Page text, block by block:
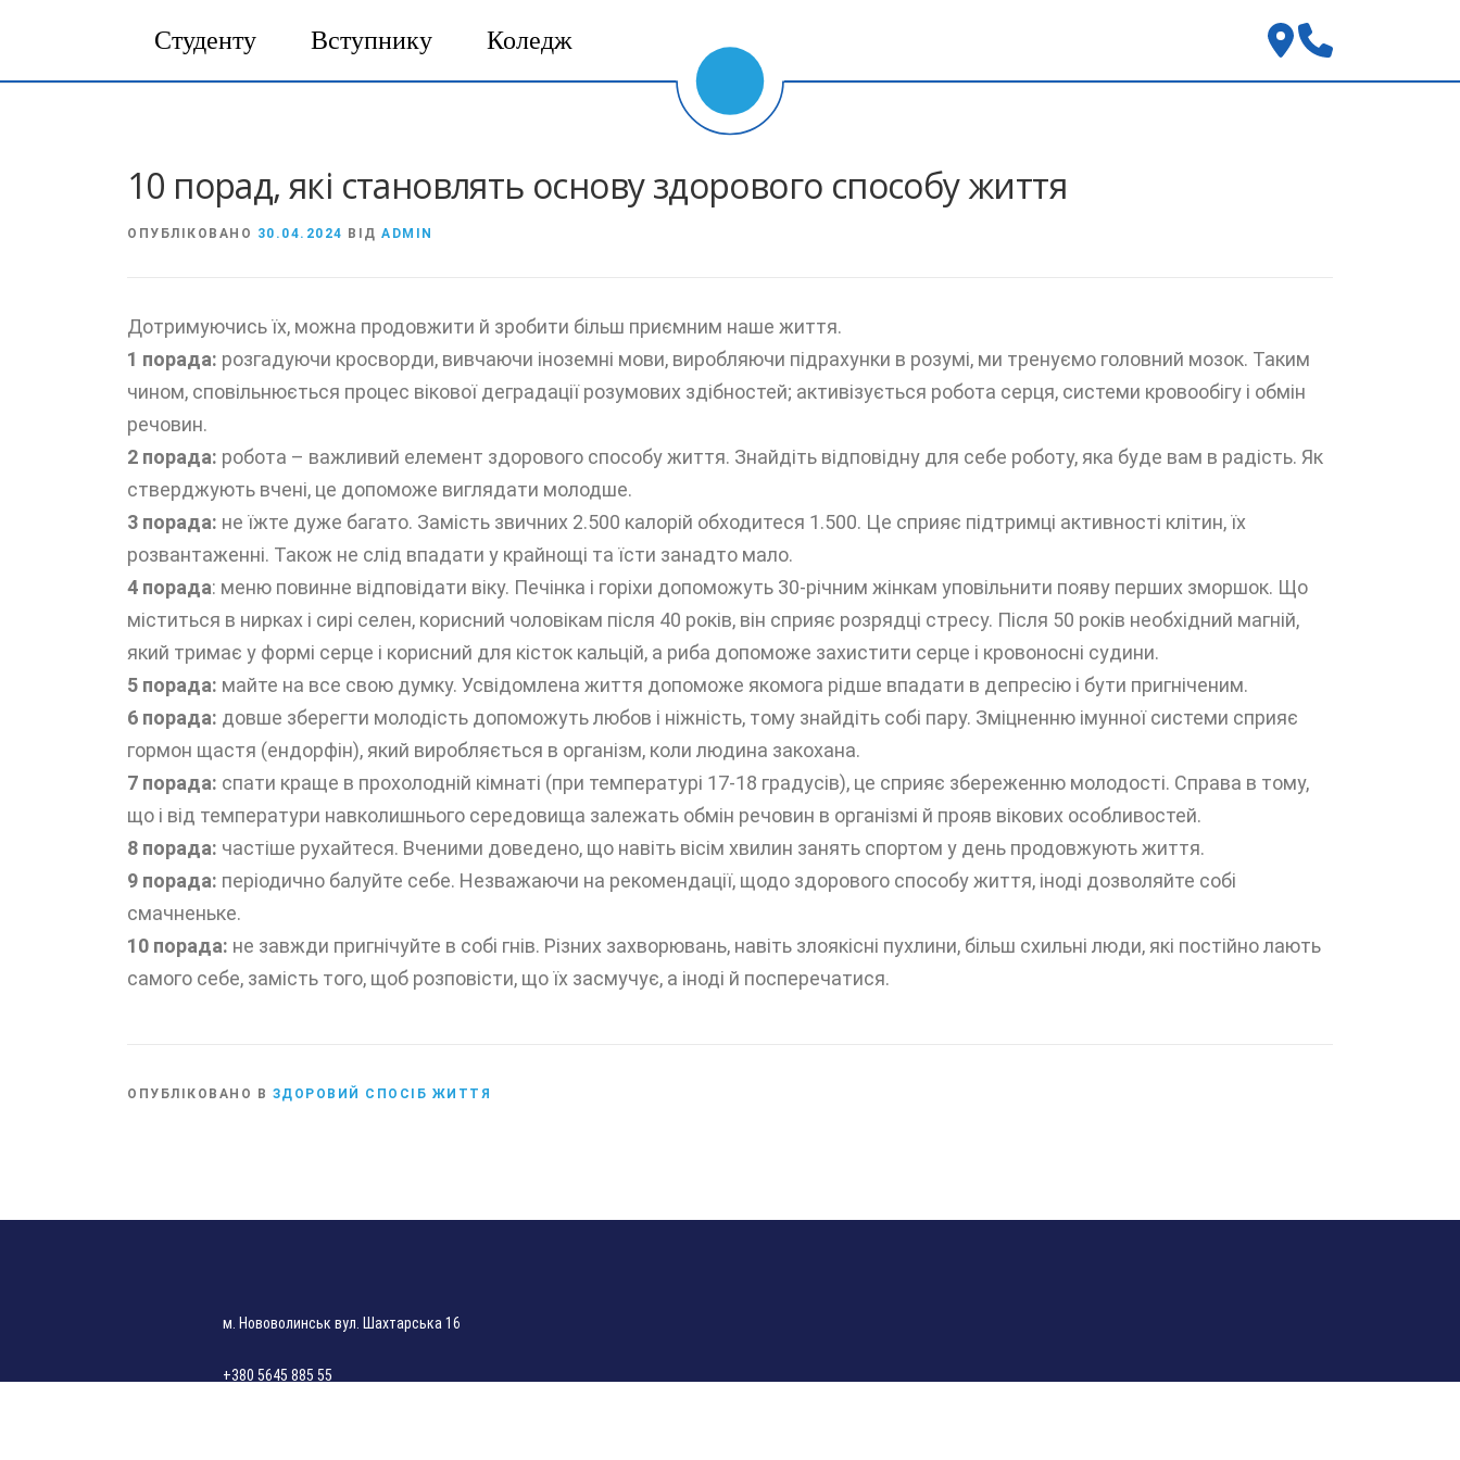
Студенту Вступнику Коледж
10 порад, які становлять основу здорового способу життя
ОПУБЛІКОВАНО 30.04.2024 ВІД ADMIN
Дотримуючись їх, можна продовжити й зробити більш приємним наше життя.
1 порада: розгадуючи кросворди, вивчаючи іноземні мови, виробляючи підрахунки в розумі, ми тренуємо головний мозок. Таким
чином, сповільнюється процес вікової деградації розумових здібностей; активізується робота серця, системи кровообігу і обмін
речовин.
2 порада: робота – важливий елемент здорового способу життя. Знайдіть відповідну для себе роботу, яка буде вам в радість. Як
стверджують вчені, це допоможе виглядати молодше.
3 порада: не їжте дуже багато. Замість звичних 2.500 калорій обходитеся 1.500. Це сприяє підтримці активності клітин, їх
розвантаженні. Також не слід впадати у крайнощі та їсти занадто мало.
4 порада: меню повинне відповідати віку. Печінка і горіхи допоможуть 30-річним жінкам уповільнити появу перших зморшок. Що
міститься в нирках і сирі селен, корисний чоловікам після 40 років, він сприяє розрядці стресу. Після 50 років необхідний магній,
який тримає у формі серце і корисний для кісток кальцій, а риба допоможе захистити серце і кровоносні судини.
5 порада: майте на все свою думку. Усвідомлена життя допоможе якомога рідше впадати в депресію і бути пригніченим.
6 порада: довше зберегти молодість допоможуть любов і ніжність, тому знайдіть собі пару. Зміцненню імунної системи сприяє
гормон щастя (ендорфін), який виробляється в організм, коли людина закохана.
7 порада: спати краще в прохолодній кімнаті (при температурі 17-18 градусів), це сприяє збереженню молодості. Справа в тому,
що і від температури навколишнього середовища залежать обмін речовин в організмі й прояв вікових особливостей.
8 порада: частіше рухайтеся. Вченими доведено, що навіть вісім хвилин занять спортом у день продовжують життя.
9 порада: періодично балуйте себе. Незважаючи на рекомендації, щодо здорового способу життя, іноді дозволяйте собі
смачненьке.
10 порада: не завжди пригнічуйте в собі гнів. Різних захворювань, навіть злоякісні пухлини, більш схильні люди, які постійно лають
самого себе, замість того, щоб розповісти, що їх засмучує, а іноді й посперечатися.
ОПУБЛІКОВАНО В ЗДОРОВИЙ СПОСІБ ЖИТТЯ
м. Нововолинськ вул. Шахтарська 16
+380 5645 885 55